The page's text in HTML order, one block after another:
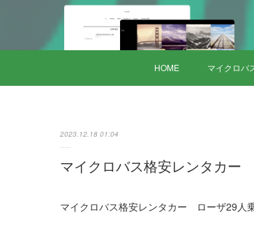
HOME マイクロバ
2023.12.18 01:04
マイクロバス格安レンタカー
マイクロバス格安レンタカー ローザ29人